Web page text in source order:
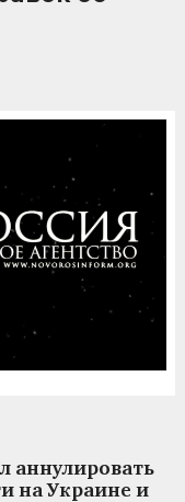
аннулировать
на Украине и